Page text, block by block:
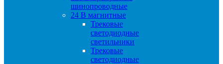
шинопроводные
24 B магнитные
Трековые
светодиодные
светильники
Трековые
светодиодные